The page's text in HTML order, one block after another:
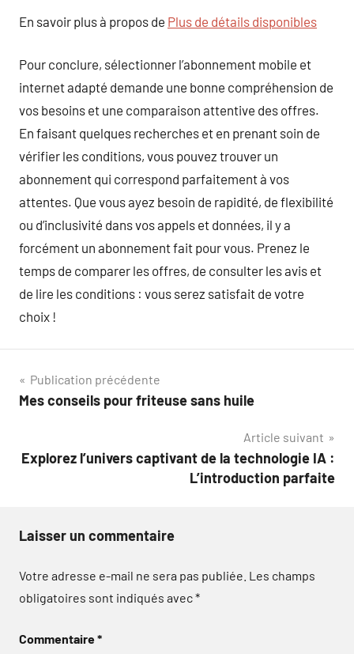
En savoir plus à propos de Plus de détails disponibles
Pour conclure, sélectionner l’abonnement mobile et
internet adapté demande une bonne compréhension de
vos besoins et une comparaison attentive des offres.
En faisant quelques recherches et en prenant soin de
vérifier les conditions, vous pouvez trouver un
abonnement qui correspond parfaitement à vos
attentes. Que vous ayez besoin de rapidité, de flexibilité
ou d’inclusivité dans vos appels et données, il y a
forcément un abonnement fait pour vous. Prenez le
temps de comparer les offres, de consulter les avis et
de lire les conditions : vous serez satisfait de votre
choix !
Navigation
de
Publication précédente
Mes conseils pour friteuse sans huile
Article suivant
Explorez l’univers captivant de la technologie IA :
L’introduction parfaite
Laisser un commentaire
Votre adresse e-mail ne sera pas publiée. Les champs
obligatoires sont indiqués avec*
Commentaire*